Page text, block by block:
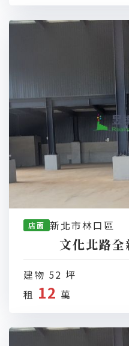
店面 新北市林口區
文化北路
建物 52 坪
租 12 萬